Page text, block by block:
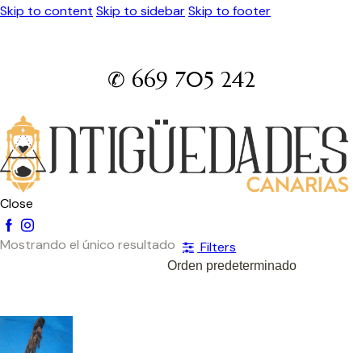
Skip to content Skip to sidebarSkip to footer
✆ 669 705 242
Close
Mostrando el único resultado Filters